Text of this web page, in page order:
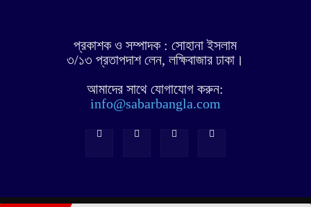
প্রকাশক ও সম্পাদক : সোহানা ইসলাম
৩/১৩ প্রতাপদাশ লেন, লক্ষিবাজার ঢাকা।
আমাদের সাথে যোগাযোগ করুন:
info@sabarbangla.com